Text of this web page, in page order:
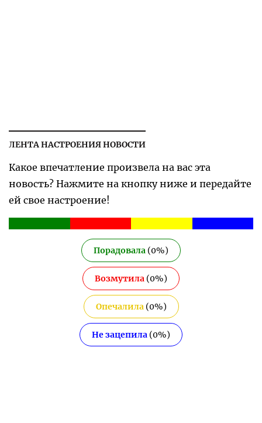
ЛЕНТА НАСТРОЕНИЯ НОВОСТИ
Какое впечатление произвела на вас эта
новость? Нажмите на кнопку ниже и передайте
ей свое настроение!
Порадовала (0%)
Возмутила (0%)
Опечалила(0%)
Не зацепила (0%)